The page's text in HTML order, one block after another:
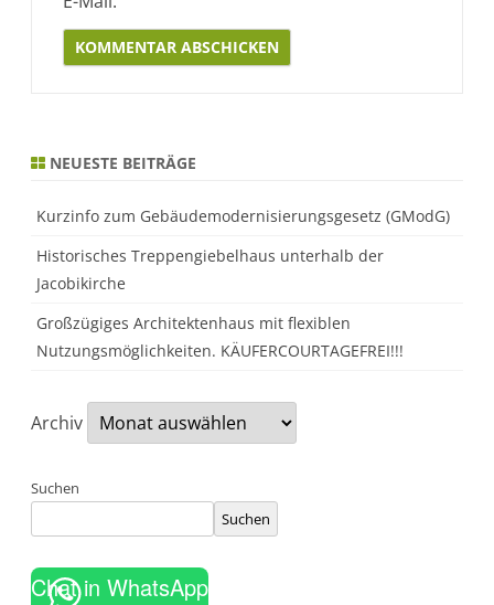
NEUESTE BEITRÄGE
Kurzinfo zum Gebäudemodernisierungsgesetz (GModG)
Historisches Treppengiebelhaus unterhalb der
Jacobikirche
Großzügiges Architektenhaus mit flexiblen
Nutzungsmöglichkeiten. KÄUFERCOURTAGEFREI!!!
Archiv
Suchen
Suchen
Chat in WhatsApp